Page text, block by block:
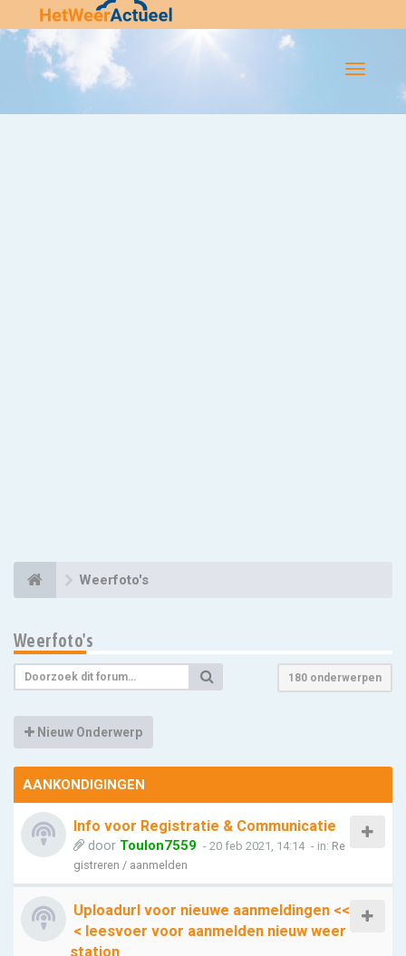
Flip-
Weerfoto's
Weerfoto's
180 onderwerpen
Nieuw Onderwerp
AANKONDIGINGEN
Info voor Registratie & Communicatie
door Toulon7559 - 20 feb 2021, 14:14 - in: Re
gistreren / aanmelden
Uploadurl voor nieuwe aanmeldingen <<
< leesvoer voor aanmelden nieuw weer
station